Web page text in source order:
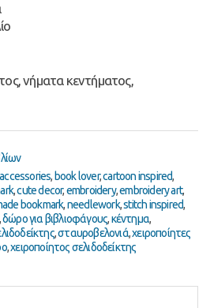
νήματα κεντήματος,
,book lover,cartoon inspired,
,cute decor,embroidery,embroidery art,
bookmark,needlework,stitch inspired,
,δώρο για βιβλιοφάγους,κέντημα,
,σταυροβελονιά,χειροποίητες
,χειροποίητος σελιδοδείκτης